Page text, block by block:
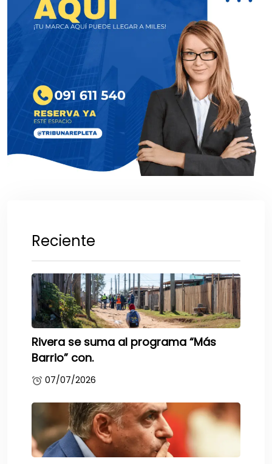
Reciente
Rivera se suma al programa “Más
Barrio” con.
07/07/2026